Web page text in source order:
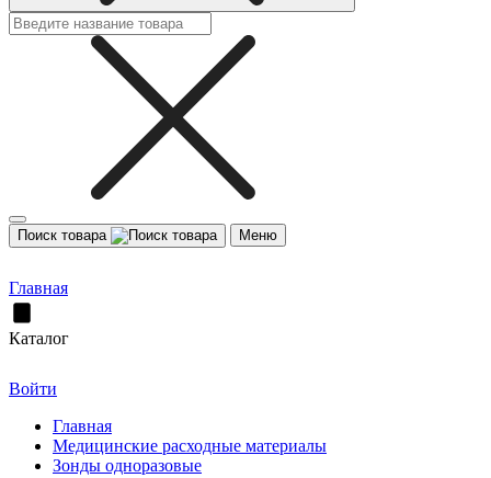
Поиск товара Меню
Главная
Каталог
Войти
Главная
Медицинские расходные материалы
Зонды одноразовые